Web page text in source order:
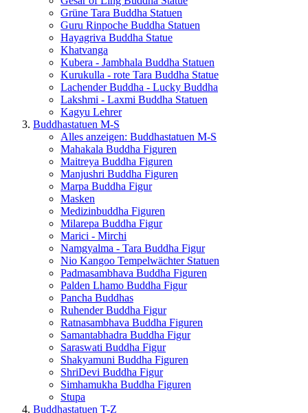
Grüne Tara Buddha Statuen
Guru Rinpoche Buddha Statuen
Hayagriva Buddha Statue
Khatvanga
Kubera - Jambhala Buddha Statuen
Kurukulla - rote Tara Buddha Statue
Lachender Buddha - Lucky Buddha
Lakshmi - Laxmi Buddha Statuen
Kagyu Lehrer
Buddhastatuen M-S
Alles anzeigen: Buddhastatuen M-S
Mahakala Buddha Figuren
Maitreya Buddha Figuren
Manjushri Buddha Figuren
Marpa Buddha Figur
Masken
Medizinbuddha Figuren
Milarepa Buddha Figur
Marici - Mirchi
Namgyalma - Tara Buddha Figur
Nio Kangoo Tempelwächter Statuen
Padmasambhava Buddha Figuren
Palden Lhamo Buddha Figur
Pancha Buddhas
Ruhender Buddha Figur
Ratnasambhava Buddha Figuren
Samantabhadra Buddha Figur
Saraswati Buddha Figur
Shakyamuni Buddha Figuren
ShriDevi Buddha Figur
Simhamukha Buddha Figuren
Stupa
Buddhastatuen T-Z